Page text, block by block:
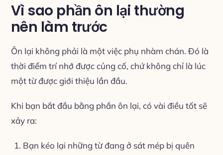
Vì sao phần ôn lại thường
nên làm trước
Ôn lại không phải là một việc phụ nhàm chán. Đó là
thời điểm trí nhớ được củng cố, chứ không chỉ là lúc
một từ được giới thiệu lần đầu.
Khi bạn bắt đầu bằng phần ôn lại, có vài điều tốt sẽ
xảy ra:
Bạn kéo lại những từ đang ở sát mép bị quên